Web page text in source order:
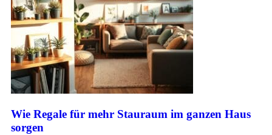
Wie Regale für mehr Stauraum im ganzen Haus
sorgen